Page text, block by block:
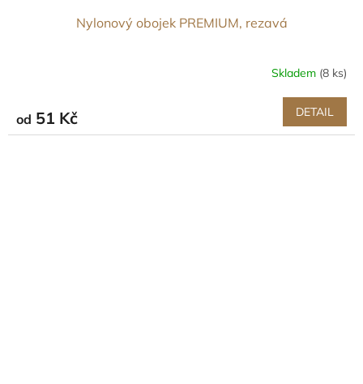
Nylonový obojek PREMIUM, rezavá
Skladem (8 ks)
od 51 Kč DETAIL